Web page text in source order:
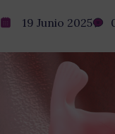
19 Junio 2025